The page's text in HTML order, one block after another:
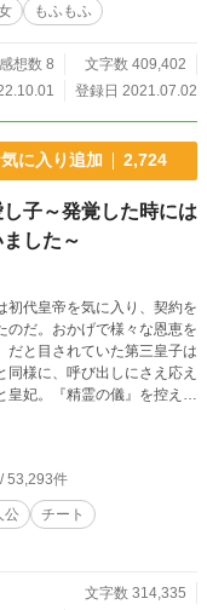
もふもふ
感想数 8
文字数 409,402
登録日 2021.07.02
に入り追加 2,724
子～発覚した時には
した～
初代皇帝を気に入り、契約を
のだ。おかげで様々な恩恵を
だと目されていた第三皇子は
様に、呼び出しにさえ応え
皇妃。『精霊の儀』を控えて
皇家。 そんな中、リタは
国境近くの辺鄙な村で一人
が皇帝の隠し子だとは知り
（イケメン）を拾ったこと
たち（リタ親衛隊） 皇族、
くり育む愛 （ただし囲われ
26日日間総合ランキング
53,293件
公
チート
文字数 314,335